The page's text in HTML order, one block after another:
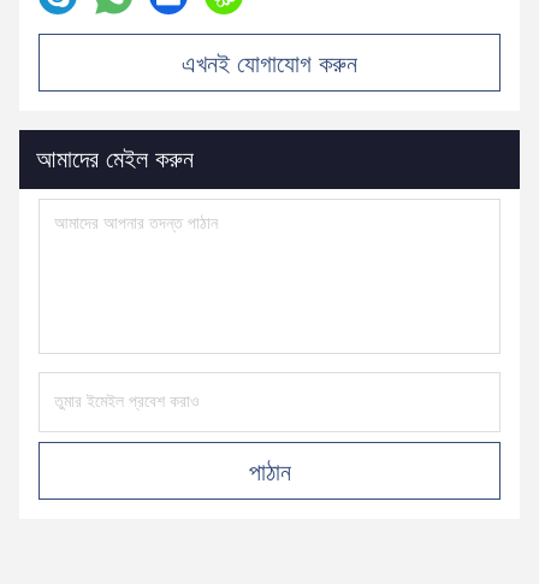
এখনই যোগাযোগ করুন
আমাদের মেইল ​​করুন
পাঠান